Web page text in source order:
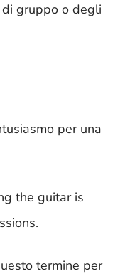
gruppo o degli
per una
the guitar is
termine per